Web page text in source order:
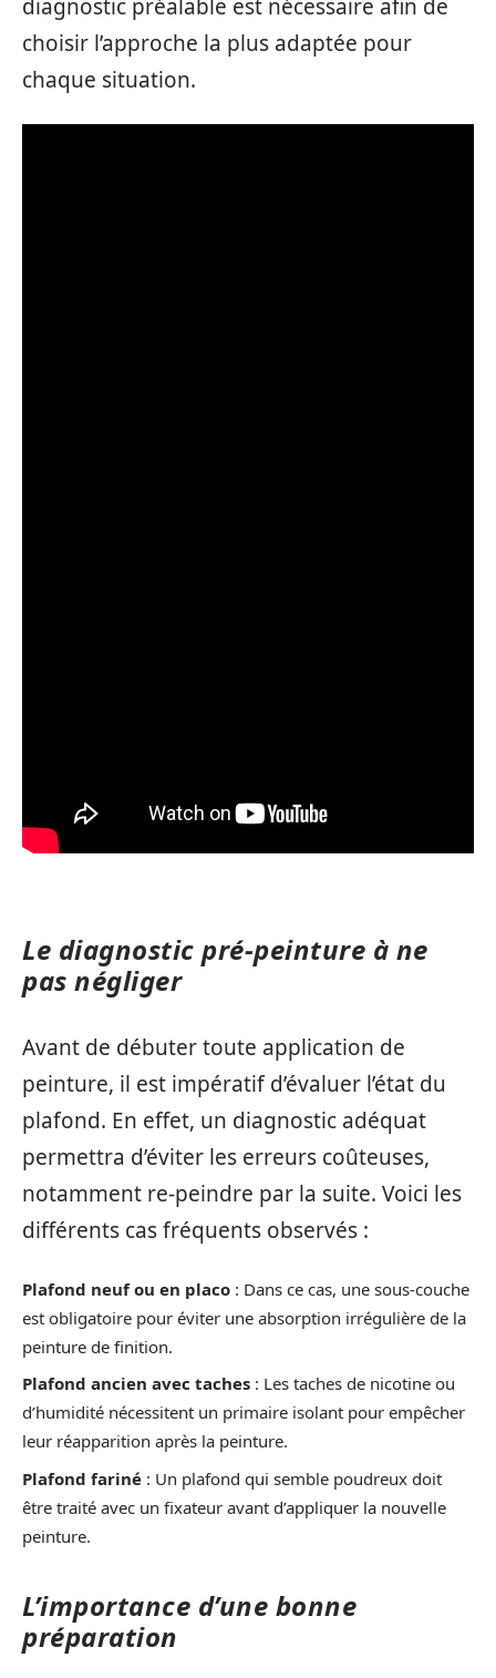
diagnostic préalable est nécessaire afin de
choisir l’approche la plus adaptée pour
chaque situation.
Le diagnostic pré-peinture à ne
pas négliger
Avant de débuter toute application de
peinture, il est impératif d’évaluer l’état du
plafond. En effet, un diagnostic adéquat
permettra d’éviter les erreurs coûteuses,
notamment re-peindre par la suite. Voici les
différents cas fréquents observés :
Plafond neuf ou en placo : Dans ce cas, une sous-couche
est obligatoire pour éviter une absorption irrégulière de la
peinture de finition.
Plafond ancien avec taches : Les taches de nicotine ou
d’humidité nécessitent un primaire isolant pour empêcher
leur réapparition après la peinture.
Plafond fariné : Un plafond qui semble poudreux doit
être traité avec un fixateur avant d’appliquer la nouvelle
peinture.
L’importance d’une bonne
préparation